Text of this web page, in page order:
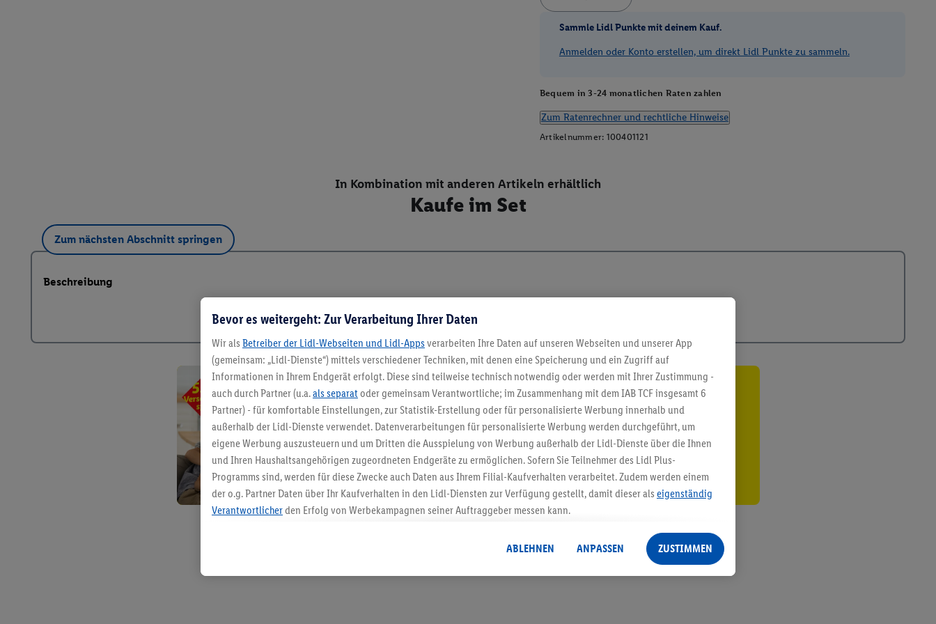
Sammle Lidl Punkte mit deinem Kauf.
Anmelden oder Konto erstellen, um direkt Lidl Punkte zu sammeln.
Bequem in 3-24 monatlichen Raten zahlen
Zum Ratenrechner und rechtliche Hinweise
Artikelnummer: 100401121
In Kombination mit anderen Artikeln erhältlich
Kaufe im Set
Zum nächsten Abschnitt springen
Beschreibung
5.95 € Versand sparen³²ᵃ
Jetzt zum Newsletter anmelden
Gutschein sichern!
Bevor es weitergeht: Zur Verarbeitung Ihrer Daten
Wir als Betreiber der Lidl-Webseiten und Lidl-Apps verarbeiten Ihre Daten auf unseren Webseiten und unserer App
(gemeinsam: „Lidl-Dienste“) mittels verschiedener Techniken, mit denen eine Speicherung und ein Zugriff auf
Informationen in Ihrem Endgerät erfolgt. Diese sind teilweise technisch notwendig oder werden mit Ihrer Zustimmung -
auch durch Partner (u.a.als separat oder gemeinsam Verantwortliche; im Zusammenhang mit dem IAB TCF insgesamt 6
Partner) - für komfortable Einstellungen, zur Statistik-Erstellung oder für personalisierte Werbung innerhalb und
außerhalb der Lidl-Dienste verwendet. Datenverarbeitungen für personalisierte Werbung werden durchgeführt, um
eigene Werbung auszusteuern und um Dritten die Ausspielung von Werbung außerhalb der Lidl-Dienste über die Ihnen
und Ihren Haushaltsangehörigen zugeordneten Endgeräte zu ermöglichen. Sofern Sie Teilnehmer des Lidl Plus-
Programms sind, werden für diese Zwecke auch Daten aus Ihrem Filial-Kaufverhalten verarbeitet. Zudem werden einem
der o.g. Partner Daten über Ihr Kaufverhalten in den Lidl-Diensten zur Verfügung gestellt, damit dieser als eigenständig
Verantwortlicherden Erfolg von Werbekampagnen seiner Auftraggeber messen kann.
angereicherten Profilen. Dies umfasst die Zusammenführung von Daten (z.B. über Ihre Nutzung der Lidl-Dienste, Ihr
Kaufverhalten in den Lidl-Diensten, Informationen aus Ihrem Kundenkonto - z.B. Alter oder Geschlecht - sowie Ihre
genauen Standortdaten) auch über verschiedene Endgeräte und Lidl-Dienste hinweg einschließlich dem Speichern von
ABLEHNEN ANPASSEN ZUSTIMMEN